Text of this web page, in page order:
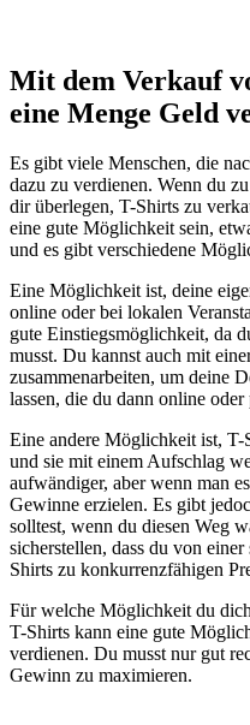
Mit dem Verkauf
eine Menge Geld
Es gibt viele Menschen, die
dazu zu verdienen. Wenn du
dir überlegen, T-Shirts zu
eine gute Möglichkeit sein,
und es gibt verschiedene
Eine Möglichkeit ist, deine
online oder bei lokalen
gute Einstiegsmöglichkeit, da
musst. Du kannst auch mit
zusammenarbeiten, um deine
lassen, die du dann online
Eine andere Möglichkeit ist,
und sie mit einem Aufschlag
aufwändiger, aber wenn man
Gewinne erzielen. Es gibt
solltest, wenn du diesen Weg
sicherstellen, dass du von
Shirts zu konkurrenzfähigen
Für welche Möglichkeit du
T-Shirts kann eine gute
verdienen. Du musst nur gut
Gewinn zu maximieren.